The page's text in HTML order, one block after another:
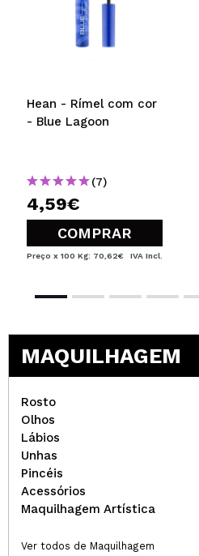
Hean - Rímel com cor
- Blue Lagoon
(7)
4,59€
COMPRAR
Preço x 100 Kg: 70,62€ IVA Incl.
MAQUILHAGEM
Rosto
Olhos
Lábios
Unhas
Pincéis
Acessórios
Maquilhagem Artística
Ver todos de Maquilhagem